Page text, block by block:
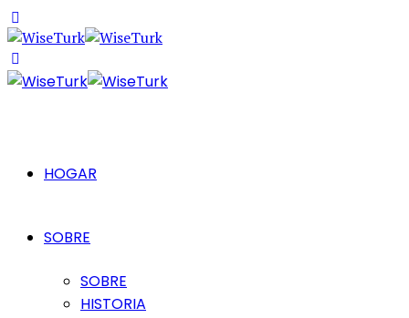
HOGAR
SOBRE
SOBRE
HISTORIA